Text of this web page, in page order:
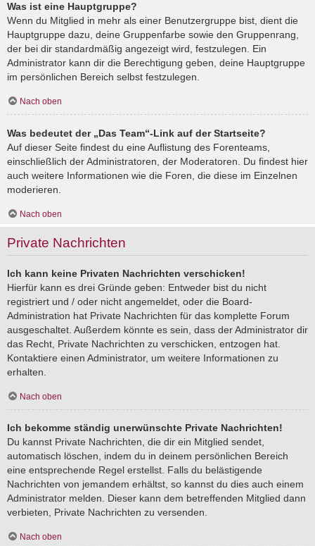
Was ist eine Hauptgruppe?
Wenn du Mitglied in mehr als einer Benutzergruppe bist, dient die
Hauptgruppe dazu, deine Gruppenfarbe sowie den Gruppenrang,
der bei dir standardmäßig angezeigt wird, festzulegen. Ein
Administrator kann dir die Berechtigung geben, deine Hauptgruppe
im persönlichen Bereich selbst festzulegen.
Nach oben
Was bedeutet der „Das Team“-Link auf der Startseite?
Auf dieser Seite findest du eine Auflistung des Forenteams,
einschließlich der Administratoren, der Moderatoren. Du findest hier
auch weitere Informationen wie die Foren, die diese im Einzelnen
moderieren.
Nach oben
Private Nachrichten
Ich kann keine Privaten Nachrichten verschicken!
Hierfür kann es drei Gründe geben: Entweder bist du nicht
registriert und / oder nicht angemeldet, oder die Board-
Administration hat Private Nachrichten für das komplette Forum
ausgeschaltet. Außerdem könnte es sein, dass der Administrator dir
das Recht, Private Nachrichten zu verschicken, entzogen hat.
Kontaktiere einen Administrator, um weitere Informationen zu
erhalten.
Nach oben
Ich bekomme ständig unerwünschte Private Nachrichten!
Du kannst Private Nachrichten, die dir ein Mitglied sendet,
automatisch löschen, indem du in deinem persönlichen Bereich
eine entsprechende Regel erstellst. Falls du belästigende
Nachrichten von jemandem erhältst, so kannst du dies auch einem
Administrator melden. Dieser kann dem betreffenden Mitglied dann
verbieten, Private Nachrichten zu versenden.
Nach oben